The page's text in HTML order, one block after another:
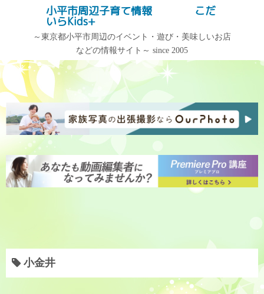
ツ
へ
キ
記事検索
記事カテゴリー
記
事
カ
テ
ゴ
リ
ー
カ
イ
小平市周辺子育て情報 こだ
いらKids+
～東京都小平市周辺のイベント・遊び・美味しいお店
などの情報サイト～ since 2005
小金井